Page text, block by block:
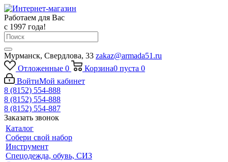
Работаем для Вас
с 1997 года!
Мурманск, Свердлова, 33 zakaz@armada51.ru
Отложенные 0 Корзина0 пуста 0
ВойтиМой кабинет
8 (8152) 554-888
8 (8152) 554-888
8 (8152) 554-887
Заказать звонок
Каталог
Собери свой набор
Инструмент
Спецодежда, обувь, СИЗ